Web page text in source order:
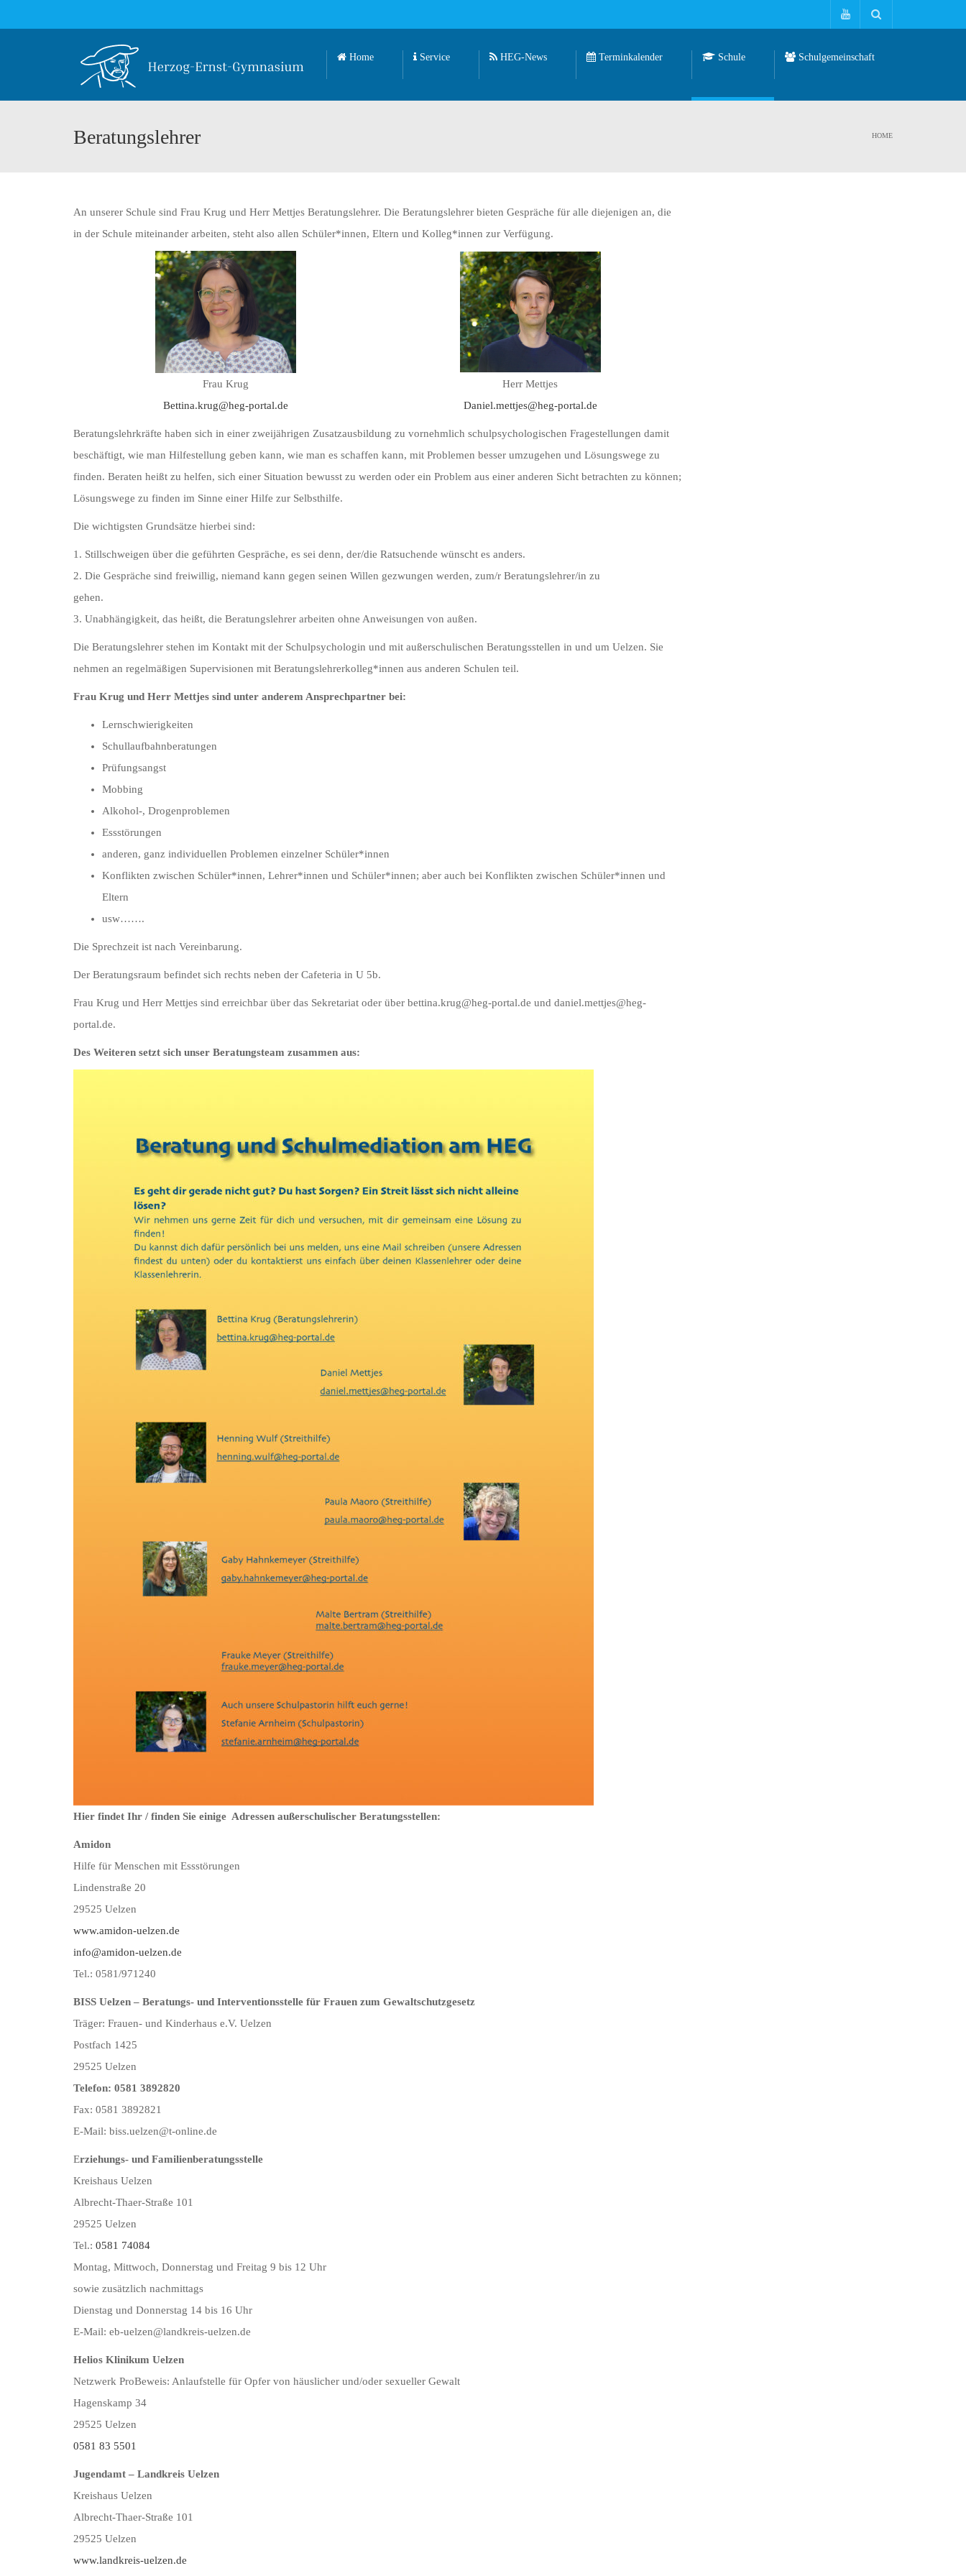
Home Service HEG-News Terminkalender Schule Schulgemeinschaft
Beratungslehrer HOME
An unserer Schule sind Frau Krug und Herr Mettjes Beratungslehrer. Die Beratungslehrer bieten Gespräche für alle diejenigen an, die
in der Schule miteinander arbeiten, steht also allen Schüler*innen, Eltern und Kolleg*innen zur Verfügung.
Frau Krug
Bettina.krug@heg-portal.de
Herr Mettjes
Daniel.mettjes@heg-portal.de
Beratungslehrkräfte haben sich in einer zweijährigen Zusatzausbildung zu vornehmlich schulpsychologischen Fragestellungen damit
beschäftigt, wie man Hilfestellung geben kann, wie man es schaffen kann, mit Problemen besser umzugehen und Lösungswege zu
finden. Beraten heißt zu helfen, sich einer Situation bewusst zu werden oder ein Problem aus einer anderen Sicht betrachten zu können;
Lösungswege zu finden im Sinne einer Hilfe zur Selbsthilfe.
Die wichtigsten Grundsätze hierbei sind:
1. Stillschweigen über die geführten Gespräche, es sei denn, der/die Ratsuchende wünscht es anders.
2. Die Gespräche sind freiwillig, niemand kann gegen seinen Willen gezwungen werden, zum/r Beratungslehrer/in zu
gehen.
3. Unabhängigkeit, das heißt, die Beratungslehrer arbeiten ohne Anweisungen von außen.
Die Beratungslehrer stehen im Kontakt mit der Schulpsychologin und mit außerschulischen Beratungsstellen in und um Uelzen. Sie
nehmen an regelmäßigen Supervisionen mit Beratungslehrerkolleg*innen aus anderen Schulen teil.
Frau Krug und Herr Mettjes sind unter anderem Ansprechpartner bei:
Lernschwierigkeiten
Schullaufbahnberatungen
Prüfungsangst
Mobbing
Alkohol-, Drogenproblemen
Essstörungen
anderen, ganz individuellen Problemen einzelner Schüler*innen
Konflikten zwischen Schüler*innen, Lehrer*innen und Schüler*innen; aber auch bei Konflikten zwischen Schüler*innen und
Eltern
usw…….
Die Sprechzeit ist nach Vereinbarung.
Der Beratungsraum befindet sich rechts neben der Cafeteria in U 5b.
Frau Krug und Herr Mettjes sind erreichbar über das Sekretariat oder über bettina.krug@heg-portal.de und daniel.mettjes@heg-
portal.de.
Des Weiteren setzt sich unser Beratungsteam zusammen aus:
Hier findet Ihr / finden Sie einige Adressen außerschulischer Beratungsstellen:
Amidon
Hilfe für Menschen mit Essstörungen
Lindenstraße 20
29525 Uelzen
www.amidon-uelzen.de
info@amidon-uelzen.de
Tel.: 0581/971240
BISS Uelzen – Beratungs- und Interventionsstelle für Frauen zum Gewaltschutzgesetz
Träger: Frauen- und Kinderhaus e.V. Uelzen
Postfach 1425
29525 Uelzen
Telefon: 0581 3892820
Fax: 0581 3892821
E-Mail: biss.uelzen@t-online.de
Erziehungs- und Familienberatungsstelle
Kreishaus Uelzen
Albrecht-Thaer-Straße 101
29525 Uelzen
Tel.: 0581 74084
Montag, Mittwoch, Donnerstag und Freitag 9 bis 12 Uhr
sowie zusätzlich nachmittags
Dienstag und Donnerstag 14 bis 16 Uhr
E-Mail: eb-uelzen@landkreis-uelzen.de
Helios Klinikum Uelzen
Netzwerk ProBeweis: Anlaufstelle für Opfer von häuslicher und/oder sexueller Gewalt
Hagenskamp 34
29525 Uelzen
0581 83 5501
Jugendamt – Landkreis Uelzen
Kreishaus Uelzen
Albrecht-Thaer-Straße 101
29525 Uelzen
www.landkreis-uelzen.de